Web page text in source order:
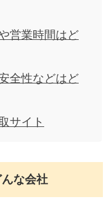
営業時間はど
全性などはど
サイト
な会社